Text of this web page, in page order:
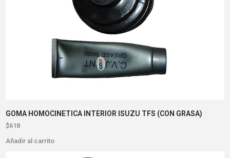
GOMA HOMOCINETICA INTERIOR ISUZU TFS (CON GRASA)
$618
Añadir al carrito